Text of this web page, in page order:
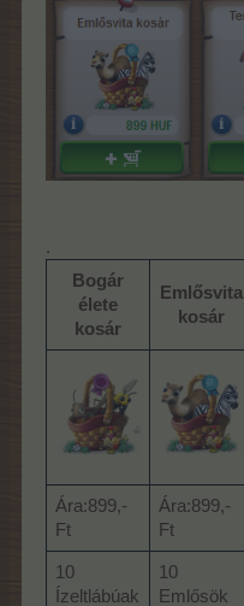
.
Bogár
élete
kosár
Emlősvita
kosár
Ára:899,-
Ft
Ára:899,-
Ft
10
Ízeltlábúak
10
Emlősök